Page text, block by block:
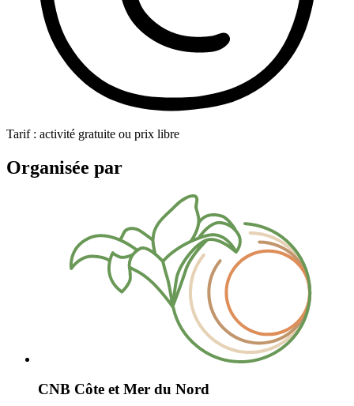
Tarif : activité gratuite ou prix libre
Organisée par
CNB Côte et Mer du Nord